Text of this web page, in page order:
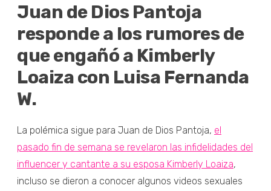
Juan de Dios Pantoja
responde a los rumores de
que engañó a Kimberly
Loaiza con Luisa Fernanda
W.
La polémica sigue para Juan de Dios Pantoja, el
pasado fin de semana se revelaron las infidelidades del
influencer y cantante a su esposa Kimberly Loaiza,
incluso se dieron a conocer algunos videos sexuales